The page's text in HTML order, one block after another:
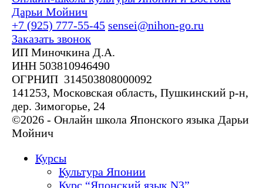
Дарьи Мойнич
+7 (925) 777-55-45 sensei@nihon-go.ru
Заказать звонок
ИП Миночкина Д.А.
ИНН 503810946490
ОГРНИП 314503808000092
141253, Московская область, Пушкинский р-н,
дер. Зимогорье, 24
©2026 - Онлайн школа Японского языка Дарьи
Мойнич
Курсы
Культура Японии
Курс “Японский язык N3”